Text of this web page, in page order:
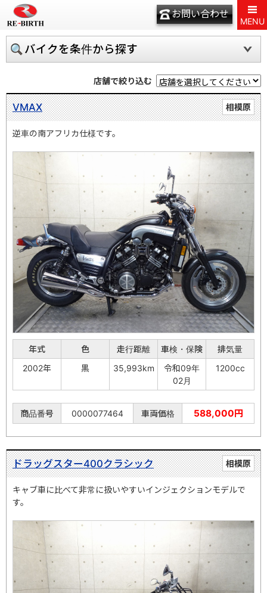
お問い合わせ
MENU
バイクを条件から探す
店舗で絞り込む
相模原
VMAX
逆車の南アフリカ仕様です。
年式 色 走行距離 車検・保険
排気量
2002年
黒 35,993km
令和09年
02月
1200cc
商品番号 0000077464 車両価格 588,000円
相模原
ドラッグスター400クラシック
キャブ車に比べて非常に扱いやすいインジェクションモデルで
す。